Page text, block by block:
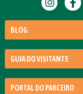
BLOG
GUIA DO VISITANTE
PORTAL DO PARCEIRO